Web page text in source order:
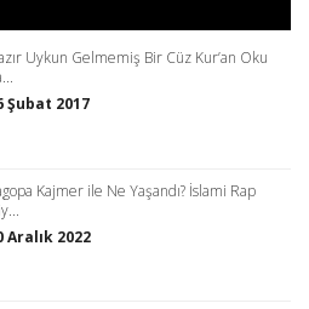
Uykun Gelmemiş Bir Cüz Kur’an Oku
Şubat 2017
Kajmer ile Ne Yaşandı? İslami Rap
Aralık 2022